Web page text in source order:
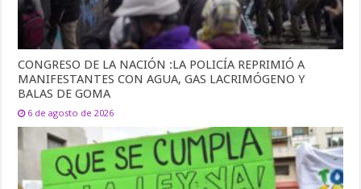
CONGRESO DE LA NACIÓN :LA POLICÍA REPRIMIÓ A
MANIFESTANTES CON AGUA, GAS LACRIMÓGENO Y
BALAS DE GOMA
6 de agosto de 2026